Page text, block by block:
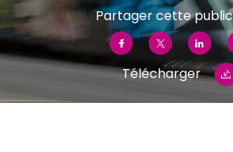
Partager cette
Télécharger